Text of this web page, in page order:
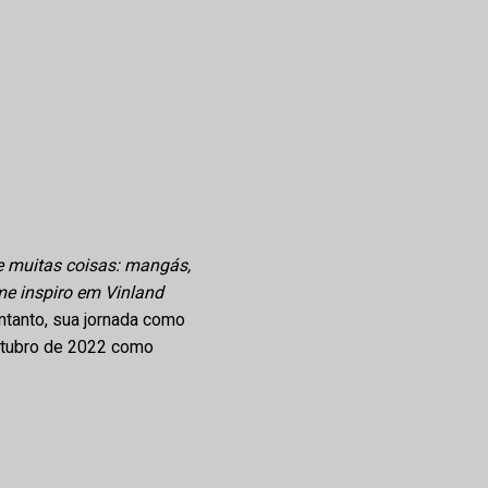
muitas coisas: mangás,
inspiro em Vinland
sua jornada como
de 2022 como